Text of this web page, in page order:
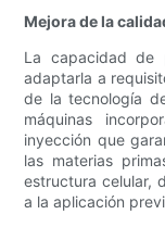
Mejora de la
La capacidad de
adaptarla a
de la tecnología
máquinas
inyección que
las materias
estructura celular,
a la aplicación